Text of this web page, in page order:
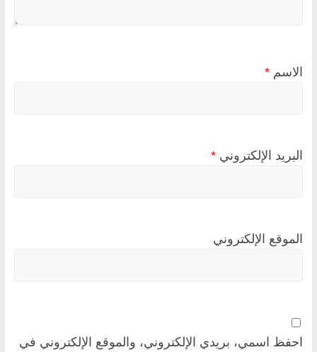
الاسم *
البريد الإلكتروني *
الموقع الإلكتروني
احفظ اسمي، بريدي الإلكتروني، والموقع الإلكتروني في